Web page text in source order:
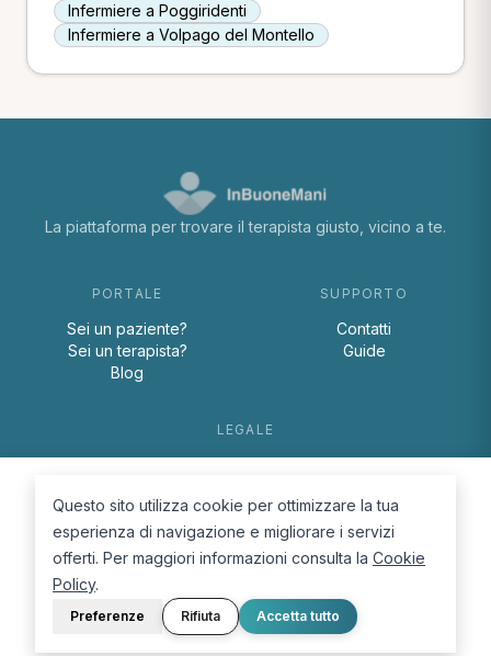
Infermiere a Poggiridenti
Infermiere a Volpago del Montello
La piattaforma per trovare il terapista giusto, vicino a te.
PORTALE
Sei un paziente?
Sei un terapista?
Blog
SUPPORTO
Contatti
Guide
LEGALE
Cookie Policy
© 2026 D.Lab S.r.l. — InBuoneMani
Questo sito utilizza cookie per ottimizzare la tua
esperienza di navigazione e migliorare i servizi
offerti. Per maggiori informazioni consulta la Cookie
Policy.
Preferenze Rifiuta Accetta tutto